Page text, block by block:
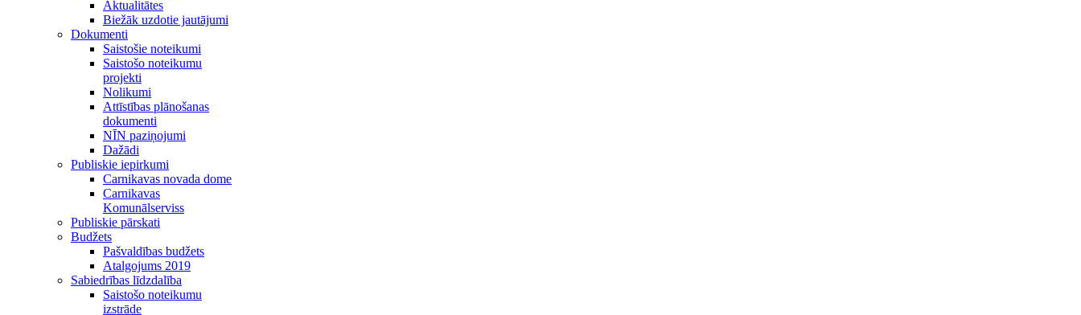
Aktualitātes
Biežāk uzdotie jautājumi
Dokumenti
Saistošie noteikumi
Saistošo noteikumu
projekti
Nolikumi
Attīstības plānošanas
dokumenti
NĪN paziņojumi
Dažādi
Publiskie iepirkumi
Carnikavas novada dome
Carnikavas
Komunālserviss
Publiskie pārskati
Budžets
Pašvaldības budžets
Atalgojums 2019
Sabiedrības līdzdalība
Saistošo noteikumu
izstrāde